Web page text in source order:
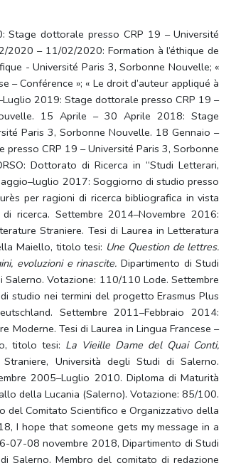
Stage dottorale presso CRP 19 – Université
2020 – 11/02/2020: Formation à l’éthique de
- Université Paris 3, Sorbonne Nouvelle; «
– Conférence »; « Le droit d’auteur appliqué à
2019: Stage dottorale presso CRP 19 –
15 Aprile – 30 Aprile 2018: Stage
Paris 3, Sorbonne Nouvelle. 18 Gennaio –
CRP 19 – Université Paris 3, Sorbonne
Dottorato di Ricerca in “Studi Letterari,
2017: Soggiorno di studio presso
per ragioni di ricerca bibliografica in vista
ricerca. Settembre 2014–Novembre 2016:
Straniere. Tesi di Laurea in Letteratura
Maiello, titolo tesi: Une Question de lettres.
evoluzioni e rinascite. Dipartimento di Studi
Salerno. Votazione: 110/110 Lode. Settembre
studio nei termini del progetto Erasmus Plus
Settembre 2011–Febbraio 2014:
Moderne. Tesi di Laurea in Lingua Francese –
titolo tesi: La Vieille Dame del Quai Conti,
Università degli Studi di Salerno.
2005–Luglio 2010. Diploma di Maturità
della Lucania (Salerno). Votazione: 85/100.
del Comitato Scientifico e Organizzativo della
I hope that someone gets my message in a
07-08 novembre 2018, Dipartimento di Studi
Salerno. Membro del comitato di redazione